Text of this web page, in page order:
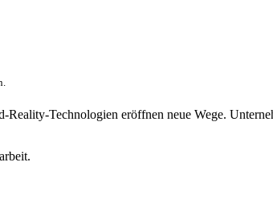
Technologien eröffnen neue Wege.